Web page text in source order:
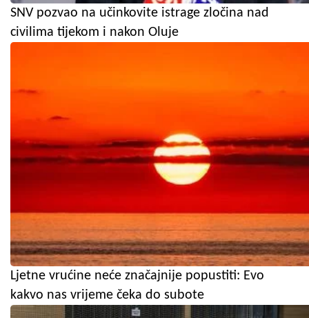
SNV pozvao na učinkovite istrage zločina nad
civilima tijekom i nakon Oluje
Ljetne vrućine neće značajnije popustiti: Evo
kakvo nas vrijeme čeka do subote